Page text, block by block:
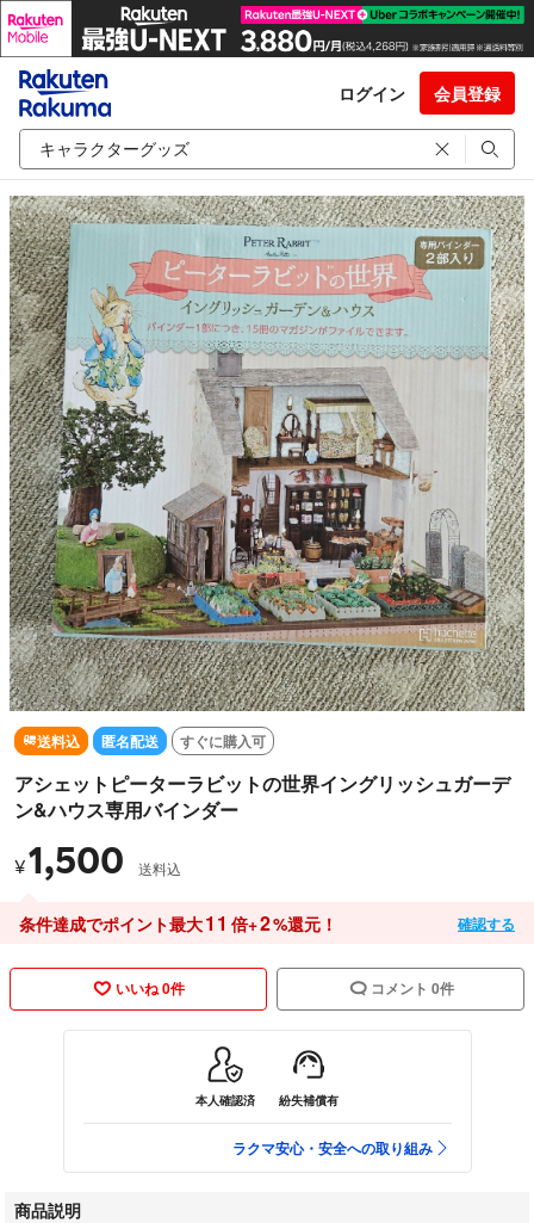
ログイン 会員登録
送料込 匿名配送 すぐに購入可
アシェットピーターラビットの世界イングリッシュガーデ
ン&ハウス専用バインダー
¥1,500 送料込
条件達成でポイント最大11 倍+2%還元！ 確認する
いいね 0件 コメント 0件
本人確認済 紛失補償有
ラクマ安心・安全への取り組み
商品説明